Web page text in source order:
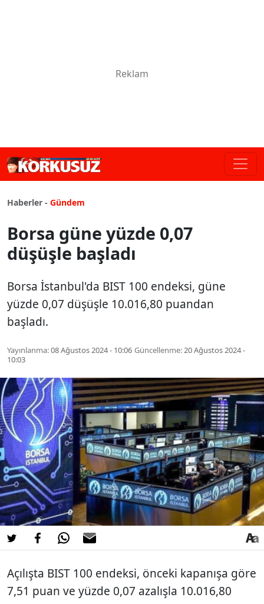
Haberler - Gündem
Borsa güne yüzde 0,07
düşüşle başladı
Borsa İstanbul'da BIST 100 endeksi, güne
yüzde 0,07 düşüşle 10.016,80 puandan
başladı.
Yayınlanma:08 Ağustos 2024 - 10:06 Güncellenme:20 Ağustos 2024 -
10:03
Açılışta BIST 100 endeksi, önceki kapanışa göre
7,51 puan ve yüzde 0,07 azalışla 10.016,80